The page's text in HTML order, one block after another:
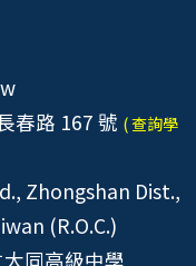
春路 167 號 ( 查詢學
Zhongshan Dist.,
(R.O.C.)
同高級中學